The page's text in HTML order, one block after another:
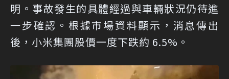
明。事故發生的具體經過與車輛狀況仍待進
一步確認。根據市場資料顯示，消息傳出
後，小米集團股價一度下跌約 6.5%。